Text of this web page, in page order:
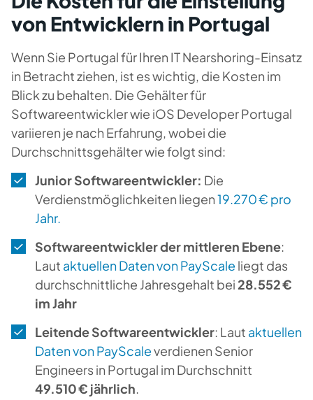
von Entwicklern in Portugal
Wenn Sie Portugal für Ihren IT Nearshoring-Einsatz
in Betracht ziehen, ist es wichtig, die Kosten im
Blick zu behalten. Die Gehälter für
Softwareentwickler wie iOS Developer Portugal
variieren je nach Erfahrung, wobei die
Durchschnittsgehälter wie folgt sind:
Junior Softwareentwickler: Die
Verdienstmöglichkeiten liegen19.270 € pro
Jahr.
Softwareentwickler der mittleren Ebene:
Laut aktuellen Daten von PayScale liegt das
durchschnittliche Jahresgehalt bei28.552 €
im Jahr
Leitende Softwareentwickler: Laut aktuellen
Daten von PayScaleverdienen Senior
Engineers in Portugal im Durchschnitt
49.510 € jährlich.